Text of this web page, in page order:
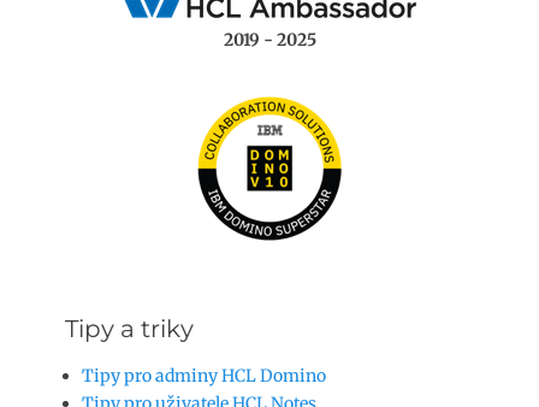
2019 - 2025
Tipy a triky
Tipy pro adminy HCL Domino